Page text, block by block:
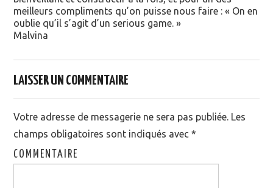
meilleurs compliments qu’on puisse nous faire : « On en
oublie qu’il s’agit d’un serious game. »
Malvina
LAISSER UN COMMENTAIRE
Votre adresse de messagerie ne sera pas publiée. Les
champs obligatoires sont indiqués avec*
COMMENTAIRE